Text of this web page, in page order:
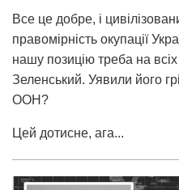
Все це добре, і
правомірність окупації
нашу позицію треба на
Зеленський. Уявили його
ООН?
Цей дотисне, ага...